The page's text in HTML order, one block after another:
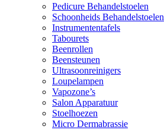
Pedicure Behandelstoelen
Schoonheids Behandelstoelen
Instrumententafels
Tabourets
Beenrollen
Beensteunen
Ultrasoonreinigers
Loupelampen
Vapozone’s
Salon Apparatuur
Stoelhoezen
Micro Dermabrassie